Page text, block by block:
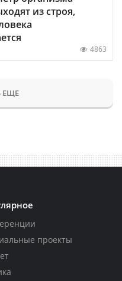
из строя,
4863
ЕЩЕ
проекты